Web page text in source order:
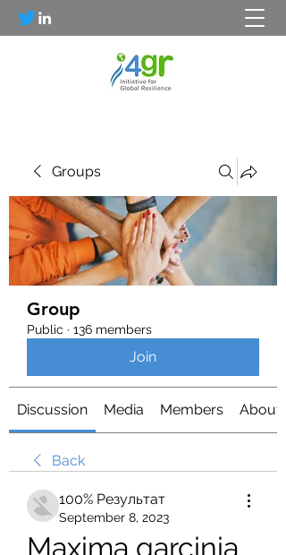
Groups
Group
Public · 136 members
Join
Discussion Media Members About
Back
100% Результат
September 8, 2023
Maxima garcinia